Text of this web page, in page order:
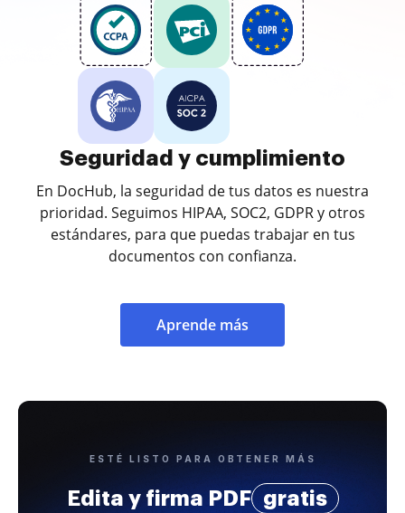
Seguridad y cumplimiento
En DocHub, la seguridad de tus datos es nuestra
prioridad. Seguimos HIPAA, SOC2, GDPR y otros
estándares, para que puedas trabajar en tus
documentos con confianza.
Aprende más
ESTÉ LISTO PARA OBTENER MÁS
Edita y firma PDF gratis